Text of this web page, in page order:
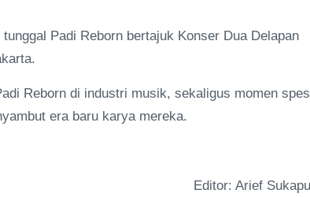
Padi Reborn bertajuk Konser Dua Delapan
Reborn di industri musik, sekaligus momen
era baru karya mereka.
Editor: Arief